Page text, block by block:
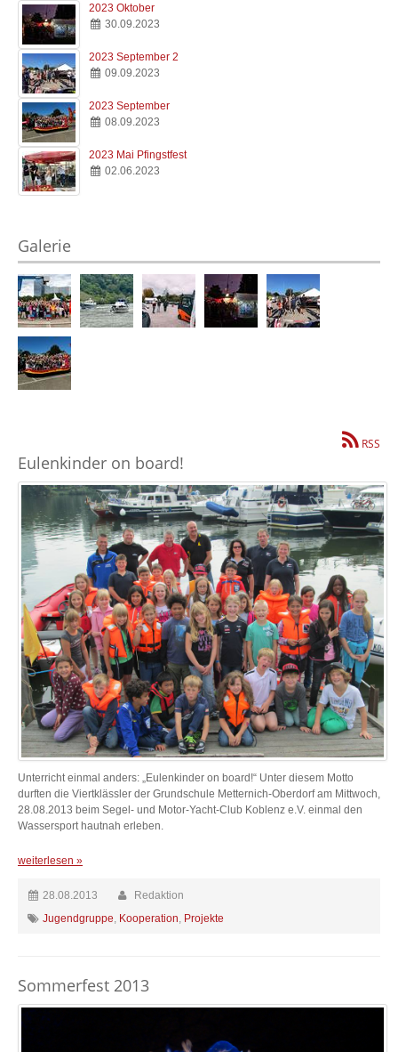
Essen & Trinken
Jugend & Ausbildung
Logbuch
2023 Oktober
30.09.2023
2023 September 2
09.09.2023
2023 September
08.09.2023
2023 Mai Pfingstfest
02.06.2023
Galerie
RSS
Eulenkinder on board!
Unterricht einmal anders: „Eulenkinder on board!“ Unter diesem Motto
durften die Viertklässler der Grundschule Metternich-Oberdorf am Mittwoch,
28.08.2013 beim Segel- und Motor-Yacht-Club Koblenz e.V. einmal den
Wassersport hautnah erleben.
weiterlesen »
28.08.2013
Redaktion
Jugendgruppe, Kooperation, Projekte
Sommerfest 2013